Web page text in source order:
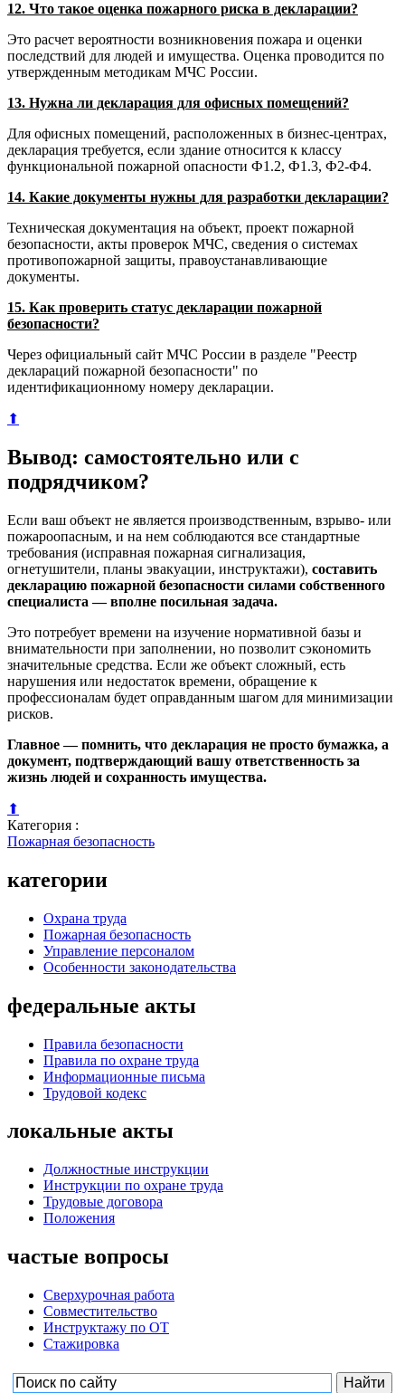
12. Что такое оценка пожарного риска в декларации?
Это расчет вероятности возникновения пожара и оценки
последствий для людей и имущества. Оценка проводится по
утвержденным методикам МЧС России.
13. Нужна ли декларация для офисных помещений?
Для офисных помещений, расположенных в бизнес-центрах,
декларация требуется, если здание относится к классу
функциональной пожарной опасности Ф1.2, Ф1.3, Ф2-Ф4.
14. Какие документы нужны для разработки декларации?
Техническая документация на объект, проект пожарной
безопасности, акты проверок МЧС, сведения о системах
противопожарной защиты, правоустанавливающие
документы.
15. Как проверить статус декларации пожарной
безопасности?
Через официальный сайт МЧС России в разделе "Реестр
деклараций пожарной безопасности" по
идентификационному номеру декларации.
⬆
Вывод: самостоятельно или с
подрядчиком?
Если ваш объект не является производственным, взрыво- или
пожароопасным, и на нем соблюдаются все стандартные
требования (исправная пожарная сигнализация,
огнетушители, планы эвакуации, инструктажи), составить
декларацию пожарной безопасности силами собственного
специалиста — вполне посильная задача.
Это потребует времени на изучение нормативной базы и
внимательности при заполнении, но позволит сэкономить
значительные средства. Если же объект сложный, есть
нарушения или недостаток времени, обращение к
профессионалам будет оправданным шагом для минимизации
рисков.
Главное — помнить, что декларация не просто бумажка, а
документ, подтверждающий вашу ответственность за
жизнь людей и сохранность имущества.
⬆
Категория :
Пожарная безопасность
категории
Охрана труда
Пожарная безопасность
Управление персоналом
Особенности законодательства
федеральные акты
Правила безопасности
Правила по охране труда
Информационные письма
Трудовой кодекс
локальные акты
Должностные инструкции
Инструкции по охране труда
Трудовые договора
Положения
частые вопросы
Сверхурочная работа
Совместительство
Инструктажу по ОТ
Стажировка